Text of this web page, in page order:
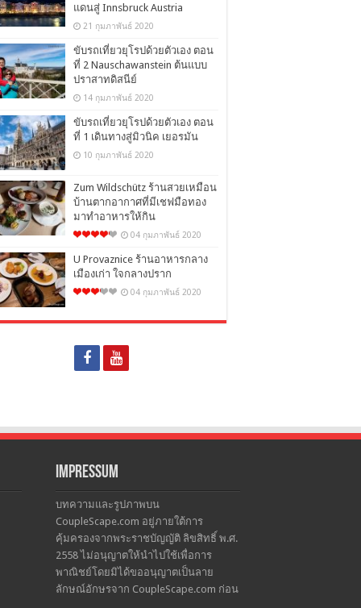
แดนสู่ Innsbruck Austria
21 กุมภาพันธ์ 2020
ขับรถเที่ยวยุโรปด้วยตัวเอง ตอน
ที่ 2 Nauschawanstein ต้นแบบ
ปราสาทดิสนีย์
14 กุมภาพันธ์ 2020
ขับรถเที่ยวยุโรปด้วยตัวเอง ตอน
ที่ 1 เดินทางสู่มิวนิค เยอรมัน
10 กุมภาพันธ์ 2020
Zum Wildschütz ร้านสวยเหมือน
บ้านตากอากาศที่มีเชฟมือทอง
มาทำอาหารให้กิน
04 กุมภาพันธ์ 2020
U Provaznice ร้านอาหารกลาง
เมืองเก่า ใจกลางปราก
04 กุมภาพันธ์ 2020
Impressum
บทความและรูปภาพบน
CoupleScape.com อยู่ภายใต้การ
คุ้มครองจากพระราชบัญญัติ ลิขสิทธิ์ พ.ศ.
2558 ไม่อนุญาตให้นำไปใช้เพื่อการ
พาณิชย์โดยมิได้ขออนุญาตเป็นลาย
ลักษณ์อักษรจาก CoupleScape.com ก่อน